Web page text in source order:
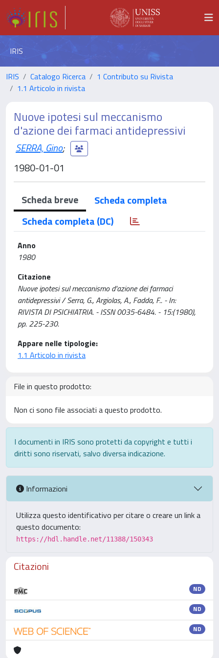
IRIS
IRIS Catalogo Ricerca
1 Contributo su Rivista
1.1 Articolo in rivista
Nuove ipotesi sul meccanismo
d'azione dei farmaci antidepressivi
SERRA, Gino;
1980-01-01
Scheda breve
Scheda completa
Scheda completa (DC)
Anno
1980
Citazione
Nuove ipotesi sul meccanismo d'azione dei farmaci
antidepressivi / Serra, G., Argiolas, A., Fadda, F.. - In:
RIVISTA DI PSICHIATRIA. - ISSN 0035-6484. - 15:(1980),
pp. 225-230.
Appare nelle tipologie:
1.1 Articolo in rivista
File in questo prodotto:
Non ci sono file associati a questo prodotto.
I documenti in IRIS sono protetti da copyright e tutti i
diritti sono riservati, salvo diversa indicazione.
Informazioni
Utilizza questo identificativo per citare o creare un link a
questo documento:
https://hdl.handle.net/11388/150343
Citazioni
ND
ND
ND